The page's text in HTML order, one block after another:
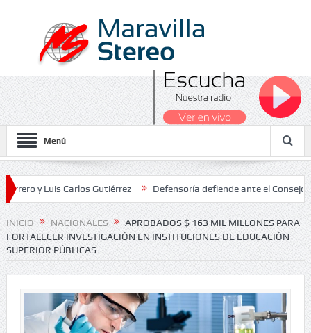
Menú
Luis Carlos Gutiérrez Defensoría defiende ante el Consejo de
Nacionales 2026
INICIO NACIONALES
APROBADOS $ 163 MIL MILLONES PARA
FORTALECER INVESTIGACIÓN EN INSTITUCIONES DE EDUCACIÓN
SUPERIOR PÚBLICAS